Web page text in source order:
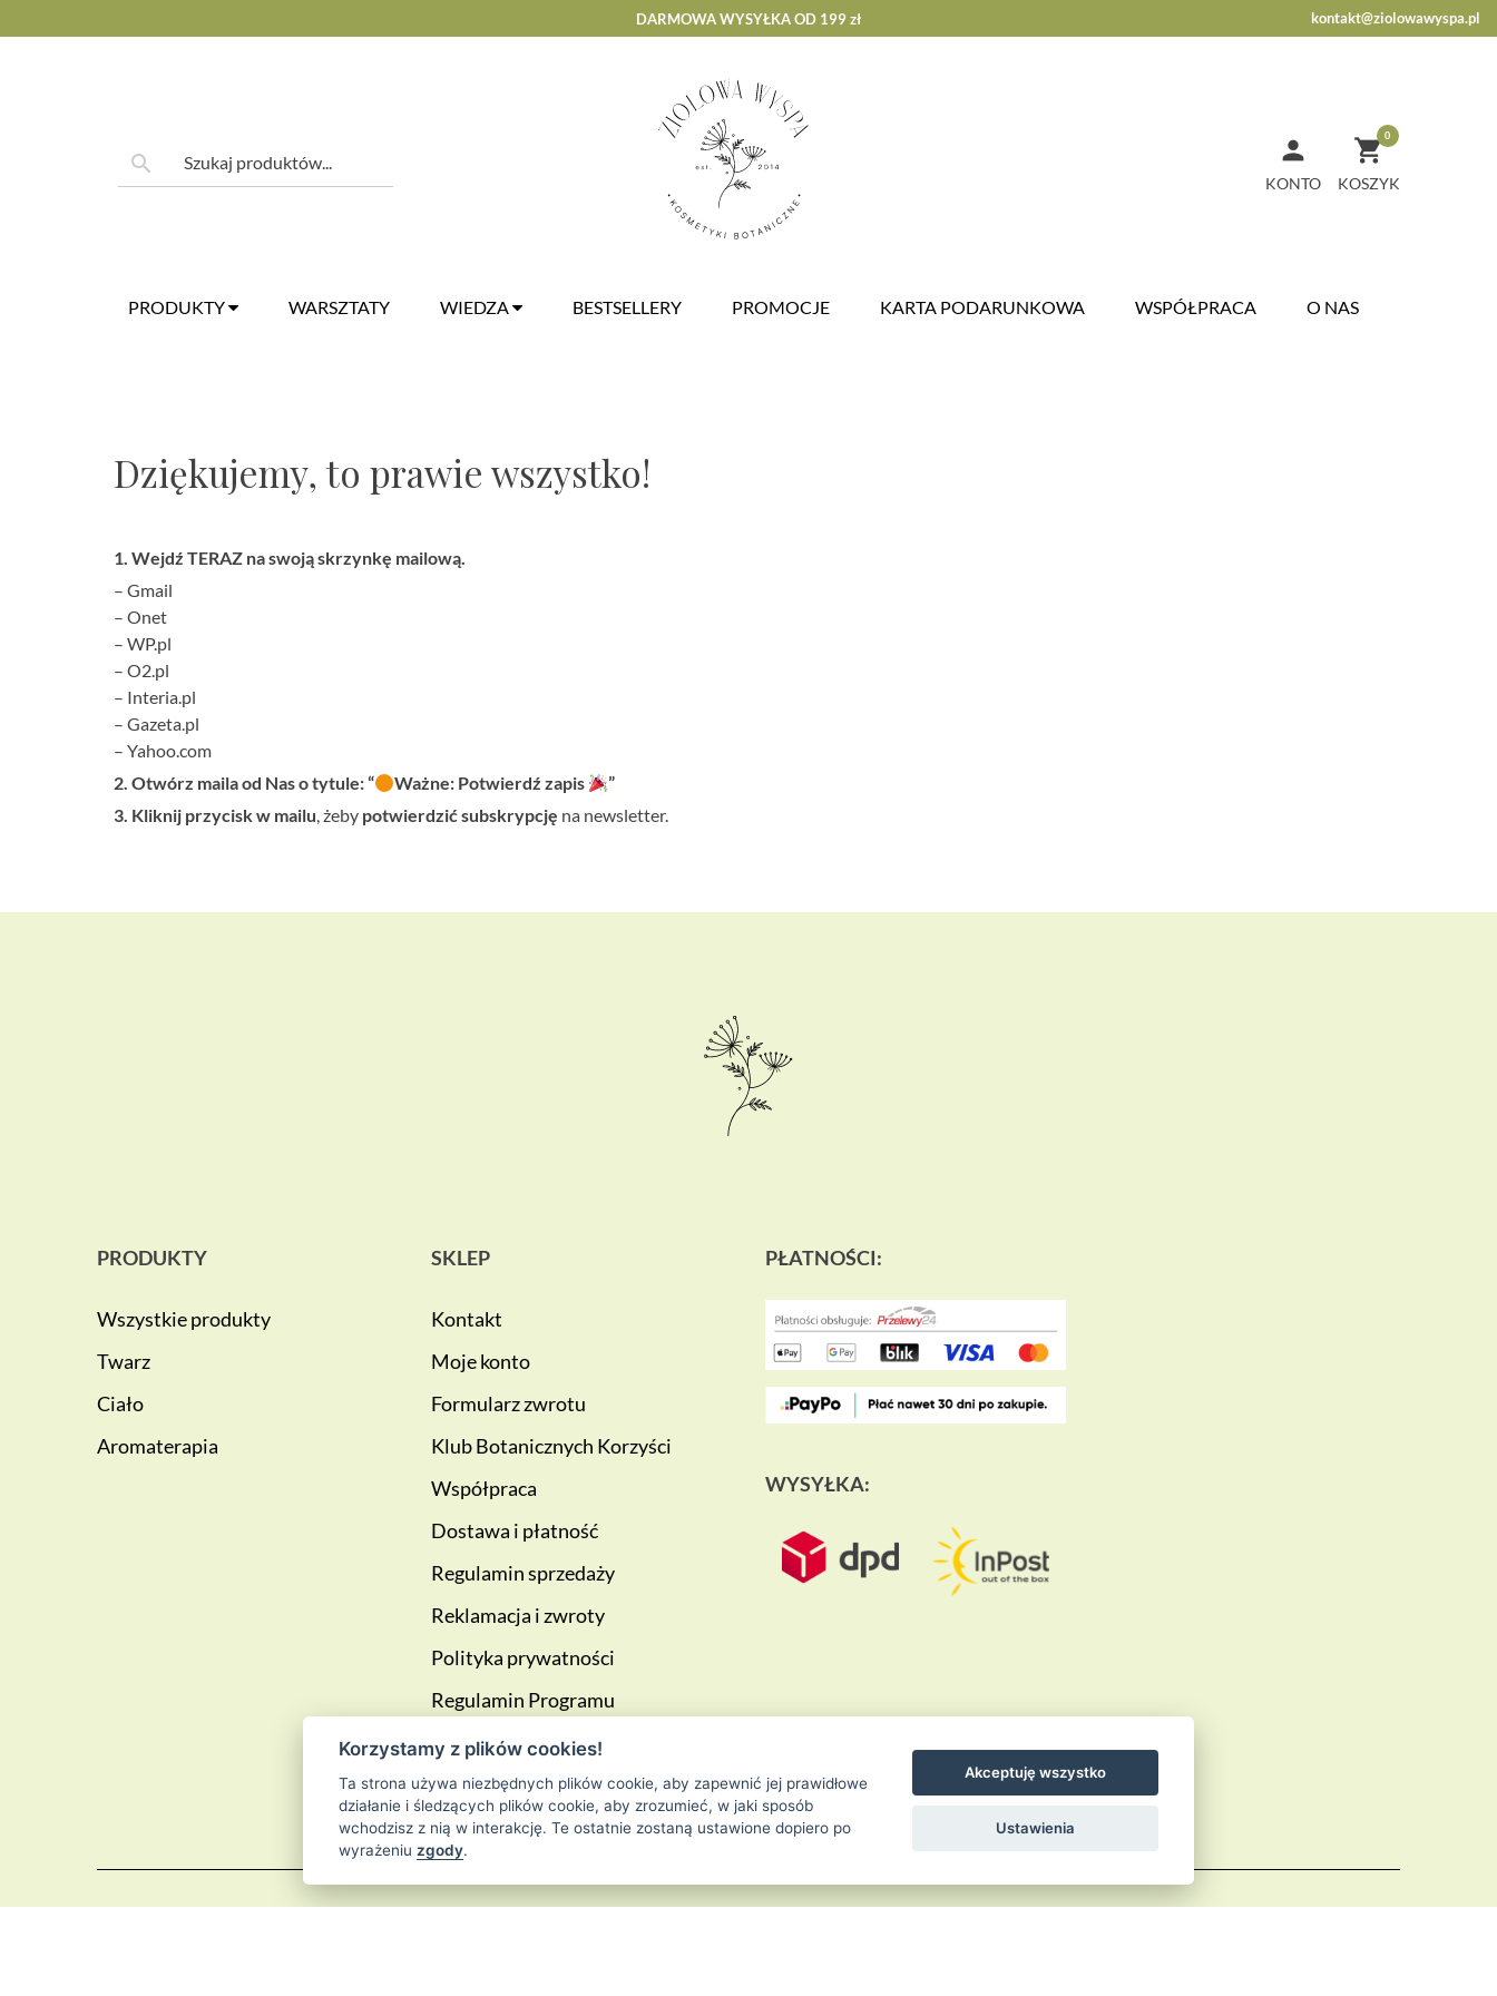
to
DARMOWA WYSYŁKA OD 199 zł kontakt@ziolowawyspa.pl
search 0

KONTO
PRODUKTY WARSZTATY WIEDZA BESTSELLERY PROMOCJE KARTA PODARUNKOWA WSPÓŁPRACA O NAS
Thank
you
Dziękujemy, to prawie wszystko!
1. Wejdź TERAZ na swoją skrzynkę mailową.
– Gmail
– Onet
– WP.pl
– O2.pl
– Interia.pl
– Gazeta.pl
– Yahoo.com
2. Otwórz maila od Nas o tytule: “
Ważne: Potwierdź zapis
”
3. Kliknij przycisk w mailu, żeby potwierdzić subskrypcję na newsletter.
PRODUKTY
Wszystkie produkty
Twarz
Ciało
Aromaterapia
SKLEP
Kontakt
Moje konto
Formularz zwrotu
Klub Botanicznych Korzyści
Współpraca
Dostawa i płatność
Regulamin sprzedaży
Reklamacja i zwroty
Polityka prywatności
Regulamin Programu
lojalnościowego
Blog
PŁATNOŚCI:
WYSYŁKA:
Korzystamy z plików cookies!
Ta strona używa niezbędnych plików cookie, aby zapewnić jej prawidłowe
działanie i śledzących plików cookie, aby zrozumieć, w jaki sposób
wchodzisz z nią w interakcję. Te ostatnie zostaną ustawione dopiero po
wyrażeniu zgody.
Akceptuję wszystko
Ustawienia